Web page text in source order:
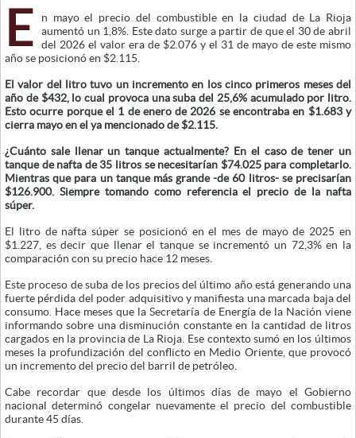
E
n mayo el precio del combustible en la ciudad de La Rioja
aumentó un 1,8%. Este dato surge a partir de que el 30 de abril
del 2026 el valor era de $2.076 y el 31 de mayo de este mismo
año se posicionó en $2.115.
El valor del litro tuvo un incremento en los cinco primeros meses del
año de $432, lo cual provoca una suba del 25,6% acumulado por litro.
Esto ocurre porque el 1 de enero de 2026 se encontraba en $1.683 y
cierra mayo en el ya mencionado de $2.115.
¿Cuánto sale llenar un tanque actualmente? En el caso de tener un
tanque de nafta de 35 litros se necesitarían $74.025 para completarlo.
Mientras que para un tanque más grande -de 60 litros- se precisarían
$126.900. Siempre tomando como referencia el precio de la nafta
súper.
El litro de nafta súper se posicionó en el mes de mayo de 2025 en
$1.227, es decir que llenar el tanque se incrementó un 72,3% en la
comparación con su precio hace 12 meses.
Este proceso de suba de los precios del último año está generando una
fuerte pérdida del poder adquisitivo y manifiesta una marcada baja del
consumo. Hace meses que la Secretaría de Energía de la Nación viene
informando sobre una disminución constante en la cantidad de litros
cargados en la provincia de La Rioja. Ese contexto sumó en los últimos
meses la profundización del conflicto en Medio Oriente, que provocó
un incremento del precio del barril de petróleo.
Cabe recordar que desde los últimos días de mayo el Gobierno
nacional determinó congelar nuevamente el precio del combustible
durante 45 días.